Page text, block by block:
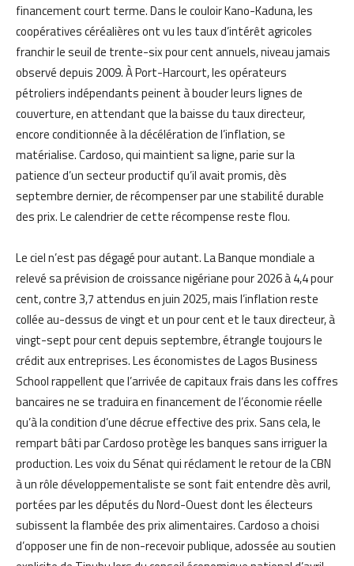
financement court terme. Dans le couloir Kano-Kaduna, les
coopératives céréalières ont vu les taux d’intérêt agricoles
franchir le seuil de trente-six pour cent annuels, niveau jamais
observé depuis 2009. À Port-Harcourt, les opérateurs
pétroliers indépendants peinent à boucler leurs lignes de
couverture, en attendant que la baisse du taux directeur,
encore conditionnée à la décélération de l’inflation, se
matérialise. Cardoso, qui maintient sa ligne, parie sur la
patience d’un secteur productif qu’il avait promis, dès
septembre dernier, de récompenser par une stabilité durable
des prix. Le calendrier de cette récompense reste flou.
Le ciel n’est pas dégagé pour autant. La Banque mondiale a
relevé sa prévision de croissance nigériane pour 2026 à 4,4 pour
cent, contre 3,7 attendus en juin 2025, mais l’inflation reste
collée au-dessus de vingt et un pour cent et le taux directeur, à
vingt-sept pour cent depuis septembre, étrangle toujours le
crédit aux entreprises. Les économistes de Lagos Business
School rappellent que l’arrivée de capitaux frais dans les coffres
bancaires ne se traduira en financement de l’économie réelle
qu’à la condition d’une décrue effective des prix. Sans cela, le
rempart bâti par Cardoso protège les banques sans irriguer la
production. Les voix du Sénat qui réclament le retour de la CBN
à un rôle développementaliste se sont fait entendre dès avril,
portées par les députés du Nord-Ouest dont les électeurs
subissent la flambée des prix alimentaires. Cardoso a choisi
d’opposer une fin de non-recevoir publique, adossée au soutien